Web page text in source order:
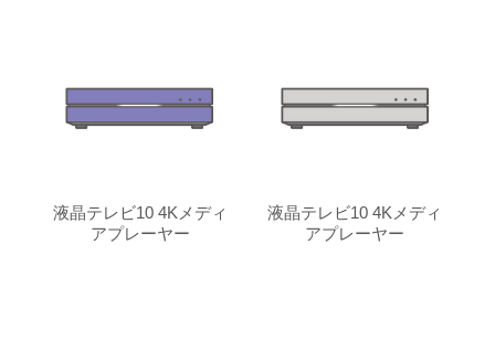
液晶テレビ10 4Kメディ
アプレーヤー
液晶テレビ10 4Kメディ
アプレーヤー